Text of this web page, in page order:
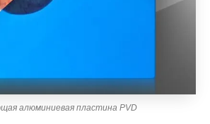
алюминиевая пластина PVD